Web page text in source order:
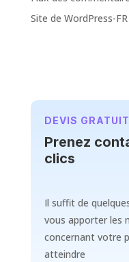
Site de WordPress-FR
DEVIS GRATUIT
Prenez
clics
Il suffit de
vous apporter les
concernant votre
atteindre